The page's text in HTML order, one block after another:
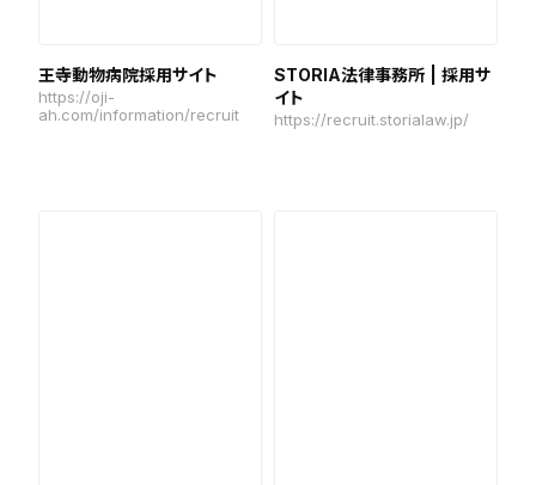
王寺動物病院採用サイト
https://oji-
ah.com/information/recruit
STORIA法律事務所 | 採用サ
イト
https://recruit.storialaw.jp/